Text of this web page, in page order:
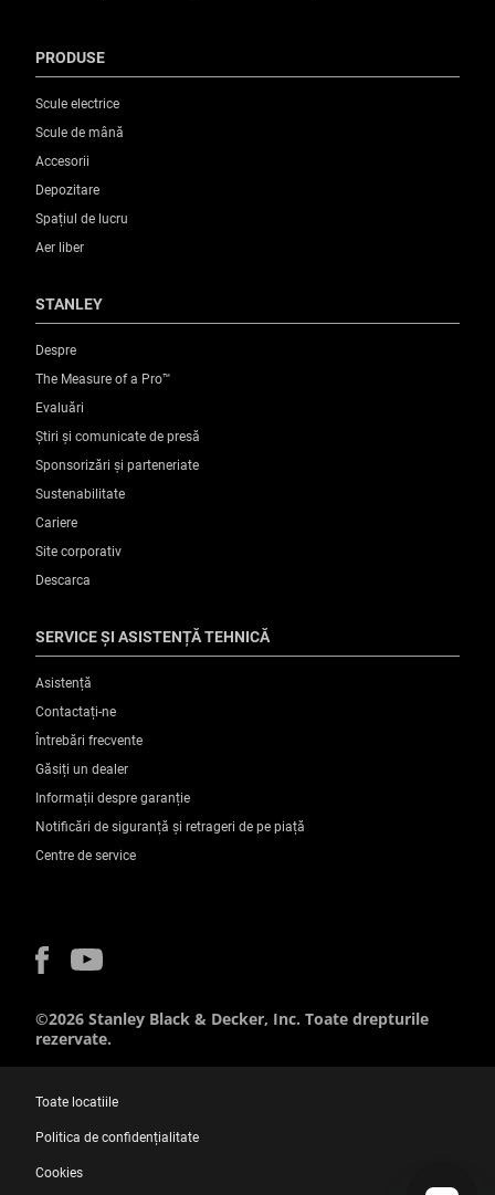
PRODUSE
Scule electrice
Scule de mână
Accesorii
Depozitare
Spațiul de lucru
Aer liber
STANLEY
Despre
The Measure of a Pro™
Evaluări
Știri și comunicate de presă
Sponsorizări și parteneriate
Sustenabilitate
Cariere
Site corporativ
Descarca
SERVICE ȘI ASISTENȚĂ TEHNICĂ
Asistență
Contactați-ne
Întrebări frecvente
Găsiți un dealer
Informații despre garanție
Notificări de siguranță și retrageri de pe piață
Centre de service
©2026 Stanley Black & Decker, Inc. Toate drepturile
rezervate.
Toate locatiile
Politica de confidențialitate
Cookies